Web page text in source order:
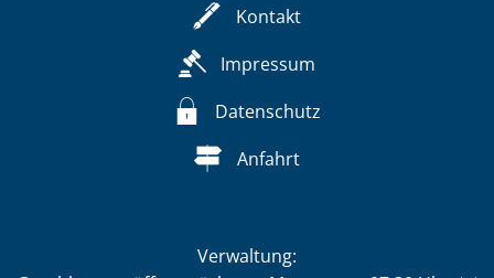
Kontakt
Impressum
Datenschutz
Anfahrt
Verwaltung: